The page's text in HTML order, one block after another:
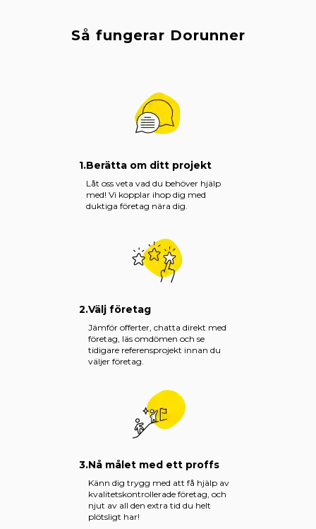
Så fungerar Dorunner
1.Berätta om ditt projekt
Låt oss veta vad du behöver hjälp
med! Vi kopplar ihop dig med
duktiga företag nära dig.
2.Välj företag
Jämför offerter, chatta direkt med
företag, läs omdömen och se
tidigare referensprojekt innan du
väljer företag.
3.Nå målet med ett proffs
Känn dig trygg med att få hjälp av
kvalitetskontrollerade företag, och
njut av all den extra tid du helt
plötsligt har!